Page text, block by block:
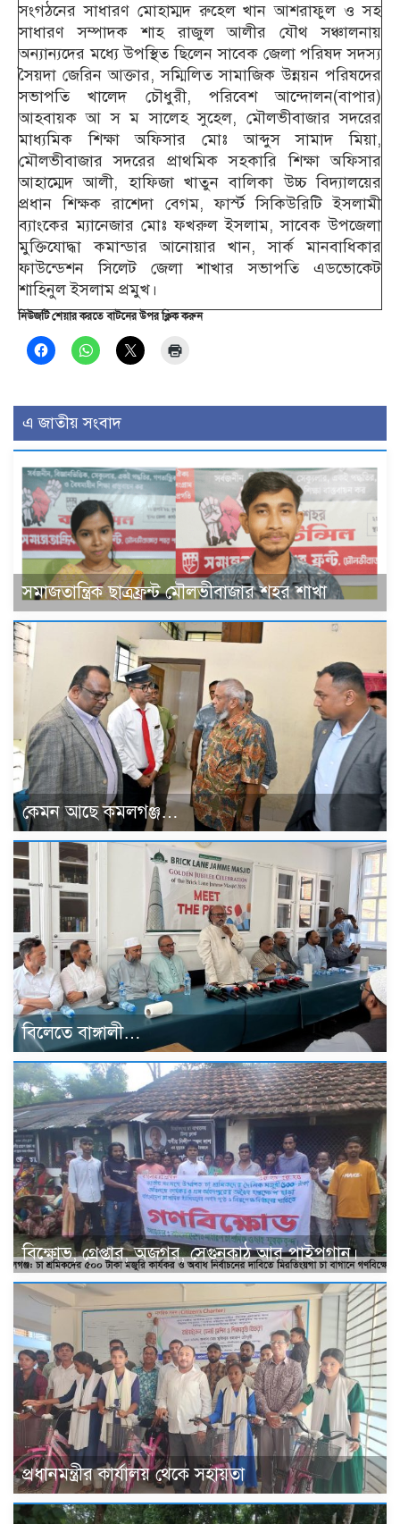
সংগঠনের সাধারণ মোহাম্মদ রুহেল খান আশরাফুল ও সহ
সাধারণ সম্পাদক শাহ রাজুল আলীর যৌথ সঞ্চালনায়
অন্যান্যদের মধ্যে উপস্থিত ছিলেন সাবেক জেলা পরিষদ সদস্য
সৈয়দা জেরিন আক্তার, সম্মিলিত সামাজিক উন্নয়ন পরিষদের
সভাপতি খালেদ চৌধুরী, পরিবেশ আন্দোলন(বাপার)
আহবায়ক আ স ম সালেহ সুহেল, মৌলভীবাজার সদরের
মাধ্যমিক শিক্ষা অফিসার মোঃ আব্দুস সামাদ মিয়া,
মৌলভীবাজার সদরের প্রাথমিক সহকারি শিক্ষা অফিসার
আহাম্মেদ আলী, হাফিজা খাতুন বালিকা উচ্চ বিদ্যালয়ের
প্রধান শিক্ষক রাশেদা বেগম, ফার্স্ট সিকিউরিটি ইসলামী
ব্যাংকের ম্যানেজার মোঃ ফখরুল ইসলাম, সাবেক উপজেলা
মুক্তিযোদ্ধা কমান্ডার আনোয়ার খান, সার্ক মানবাধিকার
ফাউন্ডেশন সিলেট জেলা শাখার সভাপতি এডভোকেট
শাহিনুল ইসলাম প্রমুখ।
নিউজটি শেয়ার করতে বাটনের উপর ক্লিক করুন
এ জাতীয় সংবাদ
সমাজতান্ত্রিক ছাত্রফ্রন্ট মৌলভীবাজার শহর শাখা
কেমন আছে কমলগঞ্জ…
বিলেতে বাঙ্গালী…
বিক্ষোভ, গ্রেপ্তার, অজগর, সেগুনকাঠ আর পাইপগান।
প্রধানমন্ত্রীর কার্যালয় থেকে সহায়তা